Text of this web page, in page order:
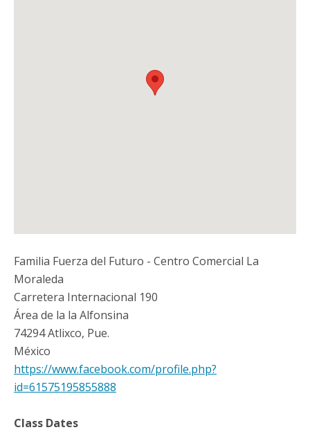
Familia Fuerza del Futuro - Centro Comercial La
Moraleda
Carretera Internacional 190
Área de la la Alfonsina
74294Atlixco, Pue.
México
https://www.facebook.com/profile.php?
id=61575195855888
Class Dates